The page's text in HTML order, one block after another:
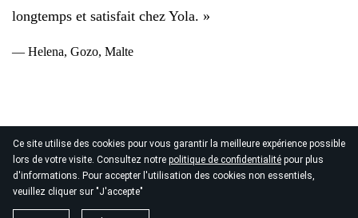
Ce site utilise des cookies pour vous garantir la meilleure expérience possible
lors de votre visite. Consultez notre politique de confidentialité pour plus
d'informations. Pour accepter l'utilisation des cookies non essentiels,
veuillez cliquer sur "J'accepte"
longtemps et satisfait chez Yola. »
— Helena, Gozo, Malte
© 2026
Copyright Yola Inc. Tous droits réservés.Politique de
confidentialité|Conditions d'utilisation
données